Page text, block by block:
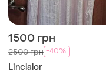
1500 грн
2500 грн -40%
Linclalor